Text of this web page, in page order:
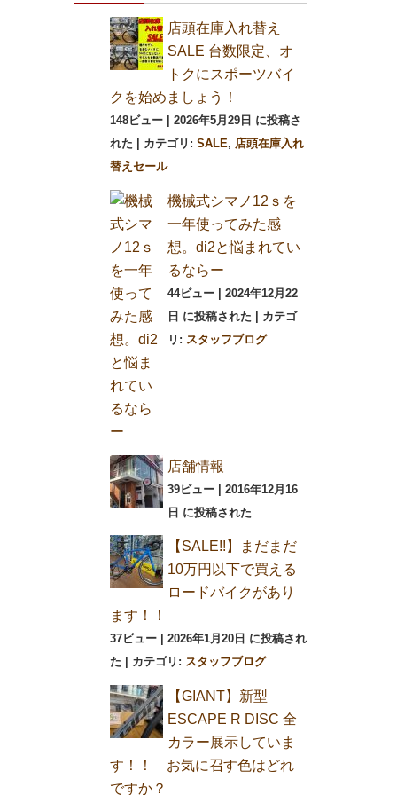
店頭在庫入れ替え
SALE 台数限定、オ
トクにスポーツバイ
クを始めましょう！
148ビュー| 2026年5月29日 に投稿さ
れた
カテゴリ: SALE, 店頭在庫入れ
替えセール
機械式シマノ12ｓを
一年使ってみた感
想。di2と悩まれてい
るならー
44ビュー| 2024年12月22
日 に投稿された
カテゴ
リ: スタッフブログ
店舗情報
39ビュー| 2016年12月16
日 に投稿された
【SALE!!】まだまだ
10万円以下で買える
ロードバイクがあり
ます！！
37ビュー| 2026年1月20日 に投稿され
た
カテゴリ: スタッフブログ
【GIANT】新型
ESCAPE R DISC 全
カラー展示していま
す！！ お気に召す色はどれ
ですか？